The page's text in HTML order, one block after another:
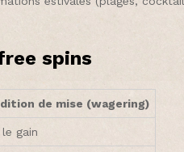
spins
de mise (wagering)
le gain